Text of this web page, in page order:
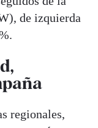
de izquierda
regionales,